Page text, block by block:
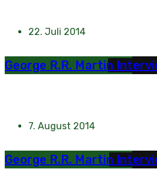
22. Juli 2014
George R.R. Martin
7. August 2014
George R.R. Martin